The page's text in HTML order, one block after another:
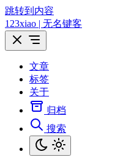
跳转到内容
123xiao | 无名键客
文章
标签
关于
归档
搜索